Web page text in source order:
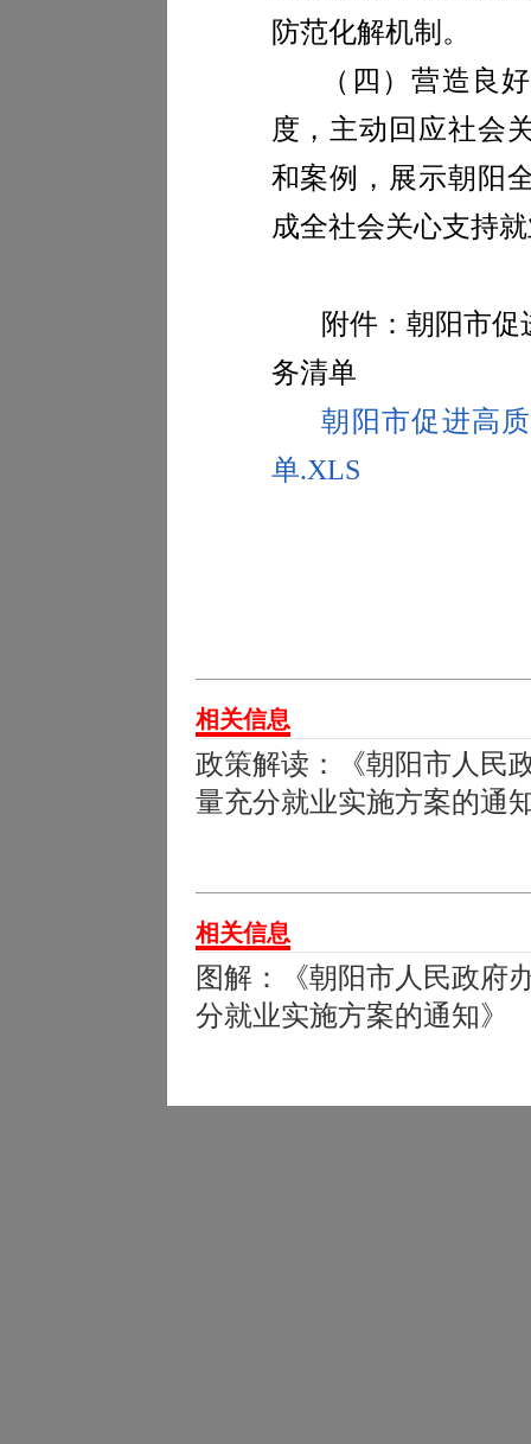
防范化解机制。
（四）营造良
度，主动回应社会
和案例，展示朝阳
成全社会关心支持
附件：朝阳市
务清单
朝阳市促进高
单.XLS
相关信息
政策解读：《朝阳市人民
量充分就业实施方案的通
相关信息
图解：《朝阳市人民政府
分就业实施方案的通知》